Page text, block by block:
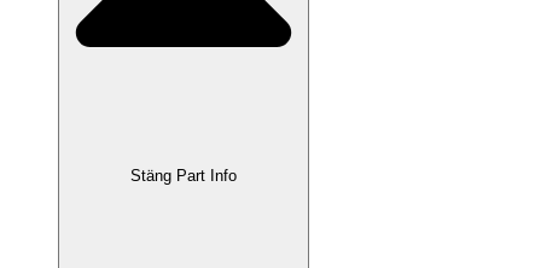
Stäng Part Info